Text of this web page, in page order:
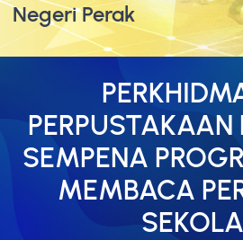
Negeri Perak
PERPUSTAKAAN
SEMPENA
MEMBACA